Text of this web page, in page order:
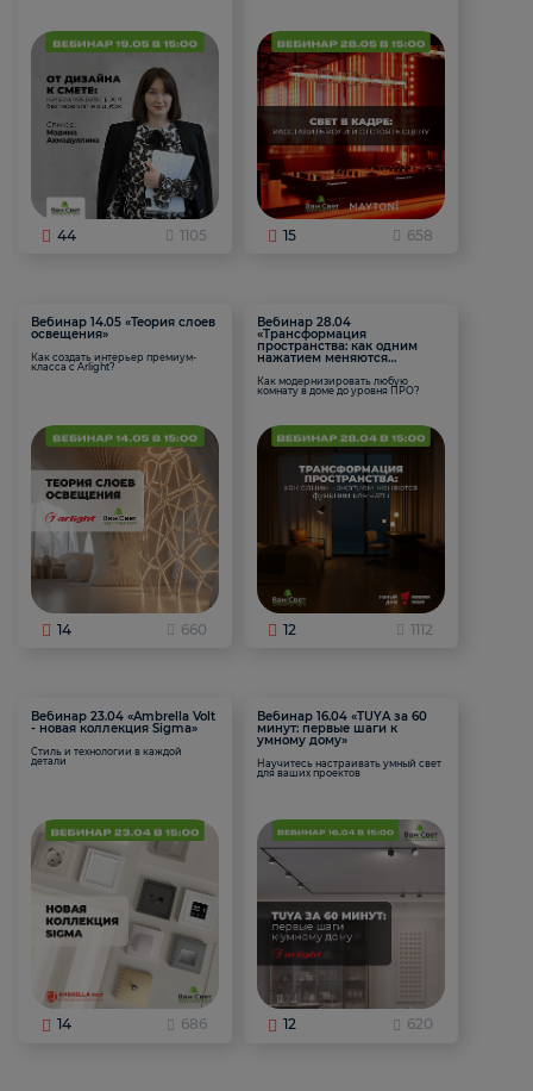
44 1105 15 658
Вебинар 14.05 «Теория слоев
освещения»
Как создать интерьер премиум-
класса с Arlight?
14 660
Вебинар 28.04
«Трансформация
пространства: как одним
нажатием меняются
Как модернизировать любую
комнату в доме до уровня ПРО?
12 1112
Вебинар 23.04 «Ambrella Volt
- новая коллекция Sigma»
Стиль и технологии в каждой
детали
14 686
Вебинар 16.04 «TUYA за 60
минут: первые шаги к
умному дому»
Научитесь настраивать умный свет
для ваших проектов
12 620